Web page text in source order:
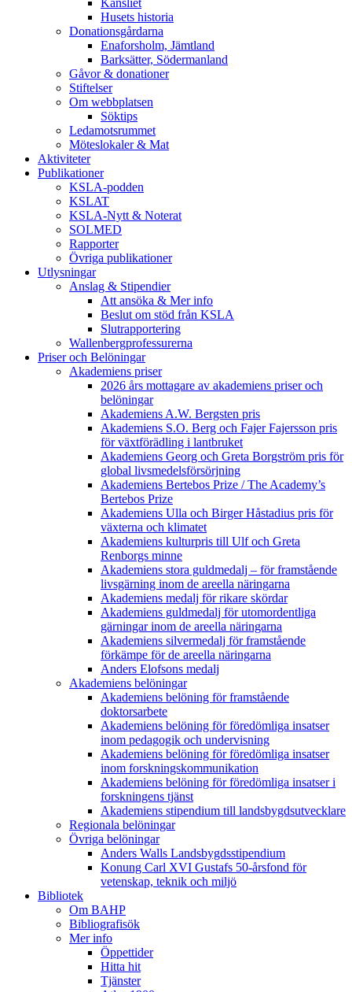
Kansliet
Husets historia
Donationsgårdarna
Enaforsholm, Jämtland
Barksätter, Södermanland
Gåvor & donationer
Stiftelser
Om webbplatsen
Söktips
Ledamotsrummet
Möteslokaler & Mat
Aktiviteter
Publikationer
KSLA-podden
KSLAT
KSLA-Nytt & Noterat
SOLMED
Rapporter
Övriga publikationer
Utlysningar
Anslag & Stipendier
Att ansöka & Mer info
Beslut om stöd från KSLA
Slutrapportering
Wallenbergprofessurerna
Priser och Belöningar
Akademiens priser
2026 års mottagare av akademiens priser och
belöningar
Akademiens A.W. Bergsten pris
Akademiens S.O. Berg och Fajer Fajersson pris
för växtförädling i lantbruket
Akademiens Georg och Greta Borgström pris för
global livsmedelsförsörjning
Akademiens Bertebos Prize / The Academy’s
Bertebos Prize
Akademiens Ulla och Birger Håstadius pris för
växterna och klimatet
Akademiens kulturpris till Ulf och Greta
Renborgs minne
Akademiens stora guldmedalj – för framstående
livsgärning inom de areella näringarna
Akademiens medalj för rikare skördar
Akademiens guldmedalj för utomordentliga
gärningar inom de areella näringarna
Akademiens silvermedalj för framstående
förkämpe för de areella näringarna
Anders Elofsons medalj
Akademiens belöningar
Akademiens belöning för framstående
doktorsarbete
Akademiens belöning för föredömliga insatser
inom pedagogik och undervisning
Akademiens belöning för föredömliga insatser
inom forskningskommunikation
Akademiens belöning för föredömliga insatser i
forskningens tjänst
Akademiens stipendium till landsbygdsutvecklare
Regionala belöningar
Övriga belöningar
Anders Walls Landsbygdsstipendium
Konung Carl XVI Gustafs 50-årsfond för
vetenskap, teknik och miljö
Bibliotek
Om BAHP
Bibliografisök
Mer info
Öppettider
Hitta hit
Tjänster